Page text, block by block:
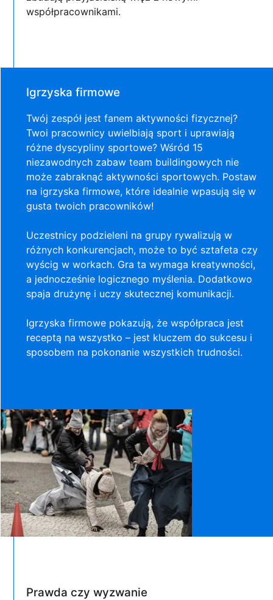
współpracownikami.
Igrzyska firmowe
Twój zespół jest fanem aktywności fizycznej?
Twoi pracownicy uwielbiają sport i uprawiają
różne dyscypliny sportowe? Wśród 15
niezawodnych zabaw team buildingowych nie
może zabraknąć aktywności sportowych. Postaw
na igrzyska firmowe, które idealnie wpasują się w
gusta twoich pracowników!
Uczestnicy podzieleni na grupy rywalizują w
różnych konkurencjach, może to być sztafeta czy
wyścig w workach. Gra ta wymaga kreatywności,
a jednocześnie logicznego myślenia. Dodatkowo
spaja drużynę i uczy skutecznej komunikacji.
Igrzyska firmowe pokazują, że współpraca jest
receptą na wszystko – jest kluczem do sukcesu i
sposobem na pokonanie wszystkich trudności.
Prawda czy wyzwanie